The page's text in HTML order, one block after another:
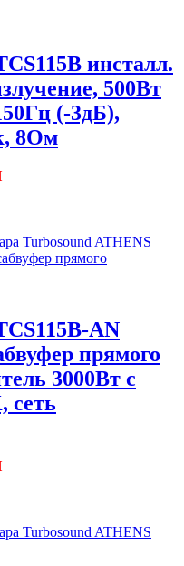
инсталл.
500Вт
(-3дБ),
8Ом
AN
прямого
3000Вт с
сеть